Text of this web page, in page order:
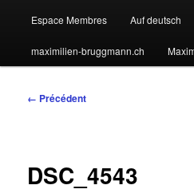
Espace Membres Auf deutsch
maximilien-bruggmann.ch
Navigation
← Précédent
DSC_4543